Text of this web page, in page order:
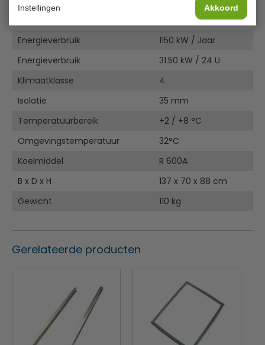
Instellingen Akkoord
Energieverbruik
1150 kW / Jaar
Energieverbruik
31.50 kW / 24 U
Klimaatklasse
4
Isolatie
35 mm
Temperatuurbereik
+2 / +8 °C
Omgevingstemperatuur
32°C
Koelmiddel
R 600A
B x D x H
137 x 70 x 88 cm
Gewicht
110 kg
Gerelateerde producten